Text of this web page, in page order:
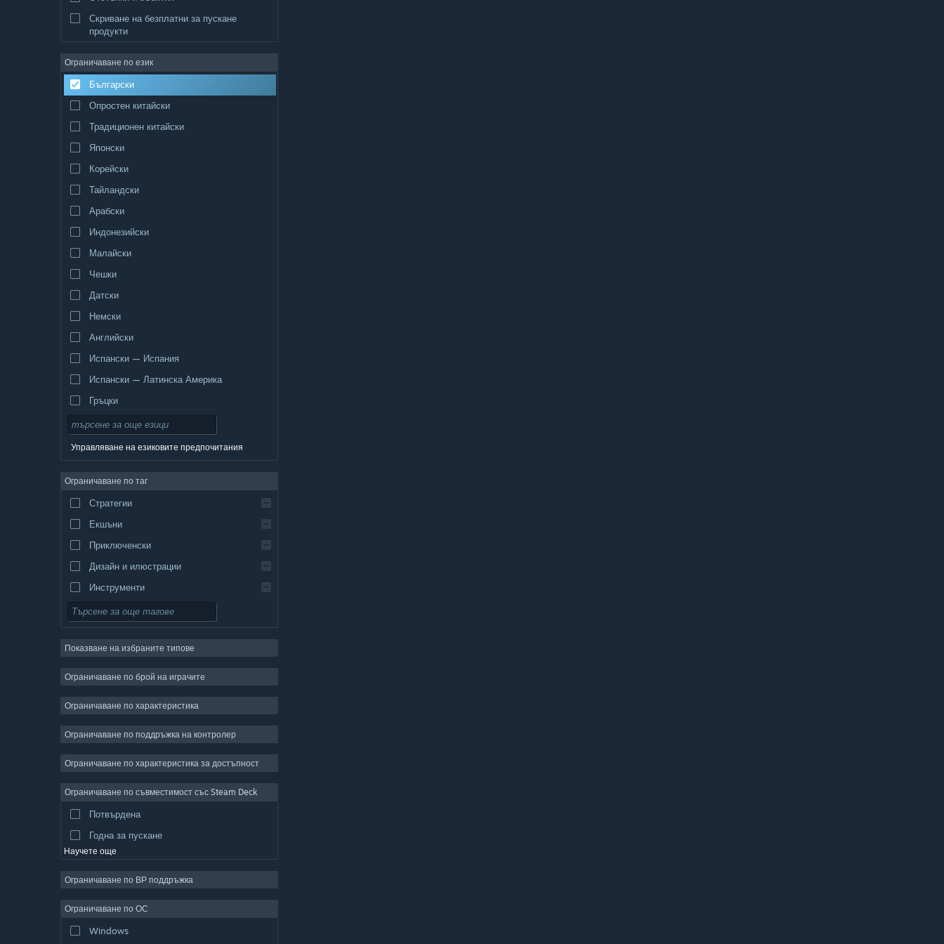
Скриване на безплатни за пускане
продукти
Ограничаване по език
Български
Опростен китайски
Традиционен китайски
Японски
Корейски
Тайландски
Арабски
Индонезийски
Малайски
Чешки
Датски
Немски
Английски
Испански — Испания
Испански — Латинска Америка
Гръцки
Управляване на езиковите предпочитания
Ограничаване по таг
Стратегии
Екшъни
Приключенски
Дизайн и илюстрации
Инструменти
Безплатни за пускане
Масивни мрежови
Независими
Неангажиращи
Симулации
Видео продукция
Редактор на снимки
Показване на избраните типове
Ограничаване по брой на играчите
Ограничаване по характеристика
Ограничаване по поддръжка на контролер
Ограничаване по характеристика за достъпност
Ограничаване по съвместимост със Steam Deck
Потвърдена
Годна за пускане
Научете още
Ограничаване по ВР поддръжка
Ограничаване по ОС
Windows